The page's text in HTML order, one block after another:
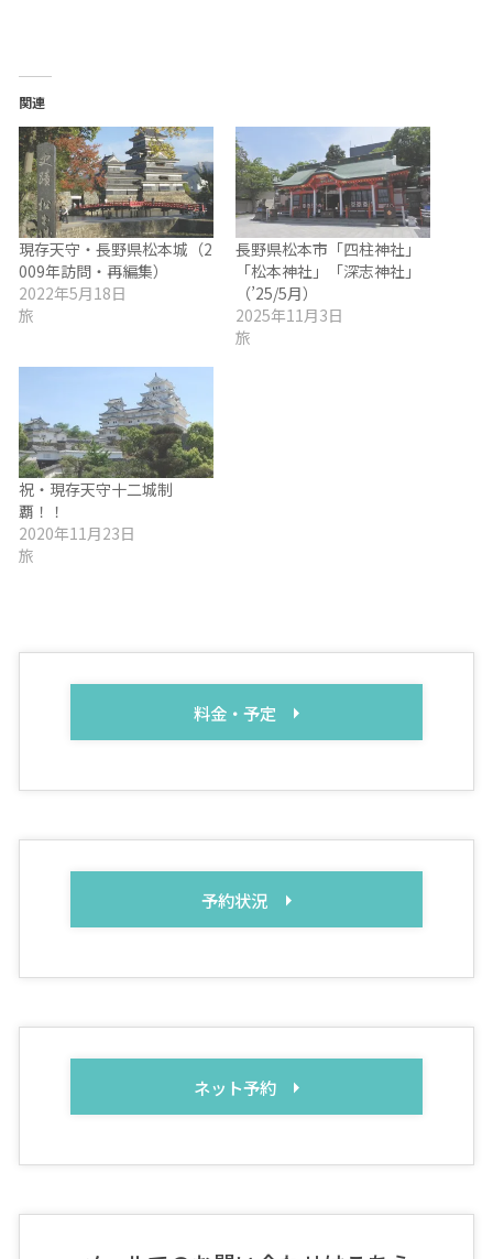
関連
現存天守・長野県松本城（2
009年訪問・再編集）
2022年5月18日
旅
長野県松本市「四柱神社」
「松本神社」「深志神社」
（’25/5月）
2025年11月3日
旅
祝・現存天守十二城制
覇！！
2020年11月23日
旅
料金・予定
予約状況
ネット予約